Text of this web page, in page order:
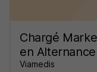
Chargé
en
Viamedis